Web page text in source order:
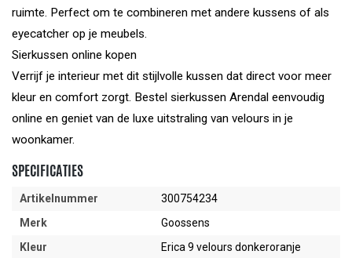
ruimte. Perfect om te combineren met andere kussens of als
eyecatcher op je meubels.
Sierkussen online kopen
Verrijf je interieur met dit stijlvolle kussen dat direct voor meer
kleur en comfort zorgt. Bestel sierkussen Arendal eenvoudig
online en geniet van de luxe uitstraling van velours in je
woonkamer.
SPECIFICATIES
Artikelnummer
300754234
Merk
Goossens
Kleur
Erica 9 velours donkeroranje